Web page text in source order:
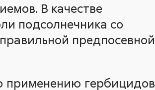
В качестве
подсолнечника со
предпосевной
применению гербицидов